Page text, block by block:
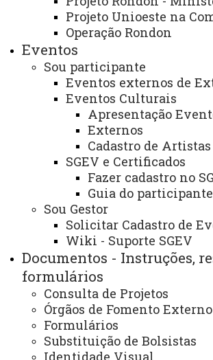
Projeto Unioeste na
Operação Rondon
Eventos
Sou participante
Eventos externos de
Eventos Culturais
Apresentação
Externos
Cadastro de Artistas
SGEV e Certificados
Fazer cadastro no
Guia do participante
Sou Gestor
Solicitar Cadastro de
Wiki - Suporte SGEV
Documentos - Instruções,
formulários
Consulta de Projetos
Órgãos de Fomento Externo
Formulários
Substituição de Bolsistas
Identidade Visual
Ouvidoria
Portal Office 365
Sistemas
Telefones
Secretaria Geral
Gabinete Reitoria
Secretaria dos Conselhos Superiores
PRÓ-REITORIAS
Administração e Finanças
Extensão
Graduação